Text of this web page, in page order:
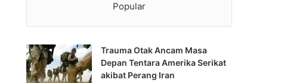
Popular
Trauma Otak Ancam Masa
Depan Tentara Amerika Serikat
akibat Perang Iran